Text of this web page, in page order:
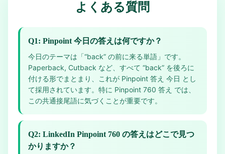
よくある質問
Q1: Pinpoint 今日の答えは何ですか？
今日のテーマは「“back” の前に来る単語」です。
Paperback, Cutback など、すべて “back” を後ろに
付ける形でまとまり、これが Pinpoint 答え 今日 とし
て採用されています。特に Pinpoint 760 答え では、
この共通接尾語に気づくことが重要です。
Q2: LinkedIn Pinpoint 760 の答えはどこで見つ
かりますか？